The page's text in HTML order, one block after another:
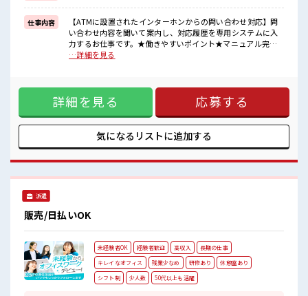
■職場の雰囲気
女性も活躍しやすい雰囲気の職場です！
キバツ過ぎなければ髪色・髪型は自由！
あなたの個性を大事にできます♪
休憩室完備でランチや休憩も充実しそう♪
仕事内容
【ATMに設置されたインターホンからの問い合わせ対応】問
い合わせ内容を聞いて案内し、対応履歴を専用システムに入
力するお仕事です。★働きやすいポイント★マニュアル完備&
リーダー常駐で安心！入社後に研修あります。電話対応に抵
数料・操作方法の案内・カード紛失・利用停止の受付・店舗
内カメラのモニタリング など ■お仕事PR ≪新しくチャレンジ
しやすい≫ ビギナーさんもブランクさんも安心・丁寧な事前
研修あり！ ≪女性も仕事をしやすい職場≫ もちろん男性の応
募も歓迎！ ≪無理なく働ける≫ 場合によってはお願いするこ
ともありますが、 残業はほとんどナシ！ ≪ヘアカラーOKで
自由！ (規定有)≪収入アップを目指せる≫ 高時給だらけの派
遣のお仕事です！ ■職場の雰囲気 女性も活躍しやすい雰囲気
…詳細を見る
詳細を見る 応募する
気になるリストに追加する
派遣
販売/日払いOK
未経験者OK 経験者歓迎 高収入
長期の仕事
キレイなオフィス
残業少なめ 研修あり
休憩室あり
シフト制
少人数 50代以上も活躍